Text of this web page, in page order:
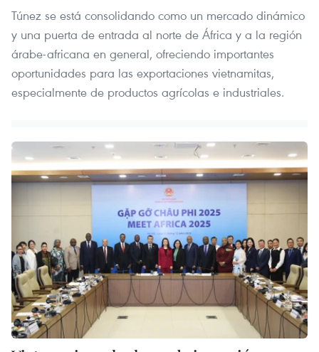
Túnez se está consolidando como un mercado dinámico
y una puerta de entrada al norte de África y a la región
árabe-africana en general, ofreciendo importantes
oportunidades para las exportaciones vietnamitas,
especialmente de productos agrícolas e industriales.